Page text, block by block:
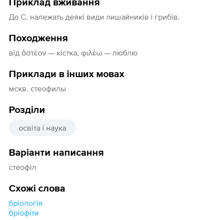
Приклад вживання
До С. належать деякі види лишайників і грибів.
Походження
від ὀστέον — кістка, φιλέω — люблю
Приклади в інших мовах
мскв. стеофилы
Розділи
освіта і наука
Варіанти написання
стеофіл
Схожі слова
бріологія
бріофіти